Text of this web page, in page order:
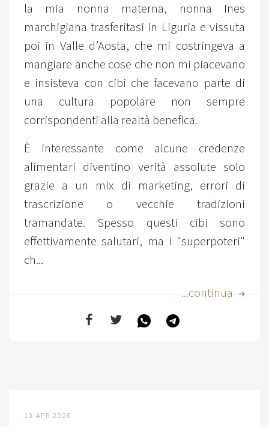
la mia nonna materna, nonna Ines
marchigiana trasferitasi in Liguria e vissuta
poi in Valle d’Aosta, che mi costringeva a
mangiare anche cose che non mi piacevano
e insisteva con cibi che facevano parte di
una cultura popolare non sempre
corrispondenti alla realtà benefica.
È interessante come alcune credenze
alimentari diventino verità assolute solo
grazie a un mix di marketing, errori di
trascrizione o vecchie tradizioni
tramandate. Spesso questi cibi sono
effettivamente salutari, ma i "superpoteri"
ch...
...continua
10 APR 2026